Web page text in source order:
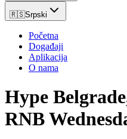
🇷🇸Srpski
Početna
Događaji
Aplikacija
O nama
Hype
RNB